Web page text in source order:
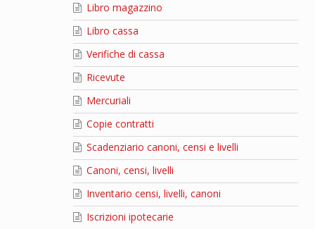
Libro magazzino
Libro cassa
Verifiche di cassa
Ricevute
Mercuriali
Copie contratti
Scadenziario canoni, censi e livelli
Canoni, censi, livelli
Inventario censi, livelli, canoni
Iscrizioni ipotecarie